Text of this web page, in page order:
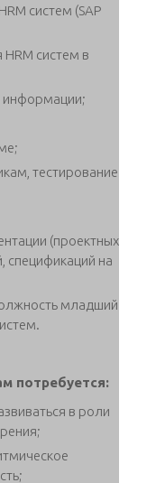
систем (SAP
систем в
информации;
тестирование
(проектных
спецификаций на
младший
потребуется:
в роли